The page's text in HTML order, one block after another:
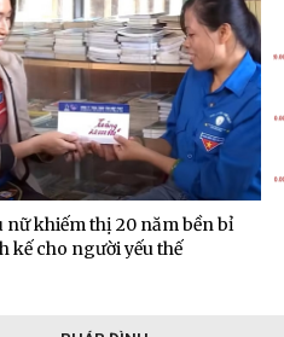
nữ khiếm thị 20 năm bền bỉ
kế cho người yếu thế